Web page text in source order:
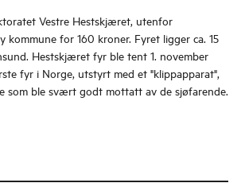
Vestre Hestskjæret, utenfor
kommune for 160 kroner. Fyret ligger ca. 15
Hestskjæret fyr ble tent 1. november
fyr i Norge, utstyrt med et "klippapparat",
som ble svært godt mottatt av de sjøfarende.